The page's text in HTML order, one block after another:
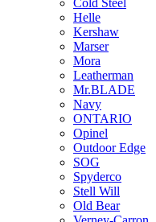
Cold Steel
Helle
Kershaw
Marser
Mora
Leatherman
Mr.BLADE
Navy
ONTARIO
Opinel
Outdoor Edge
SOG
Spyderco
Stell Will
Old Bear